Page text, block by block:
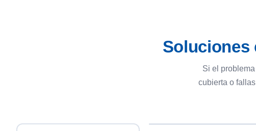
Soluciones
Si el
cubierta o